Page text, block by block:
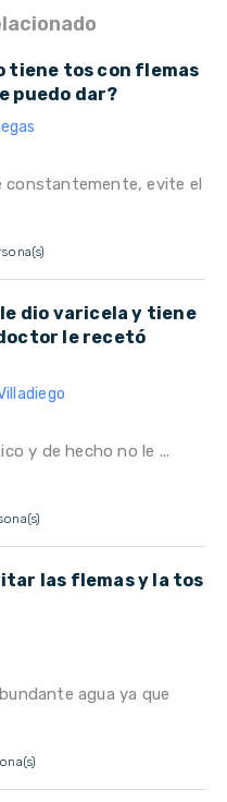
tiene tos con flemas
puedo dar?
constantemente, evite el
le dio varicela y tiene
le recetó
y de hecho no le ...
las flemas y la tos
agua ya que